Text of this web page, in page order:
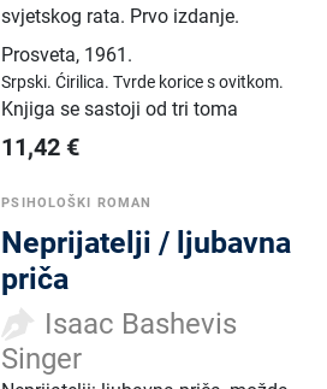
svjetskog rata. Prvo izdanje.
Prosveta, 1961.
Srpski.Ćirilica.Tvrde korice s ovitkom.
Knjiga se sastoji od tri toma
11,42 €
PSIHOLOŠKI ROMAN
Neprijatelji / ljubavna
priča
Isaac Bashevis
Singer